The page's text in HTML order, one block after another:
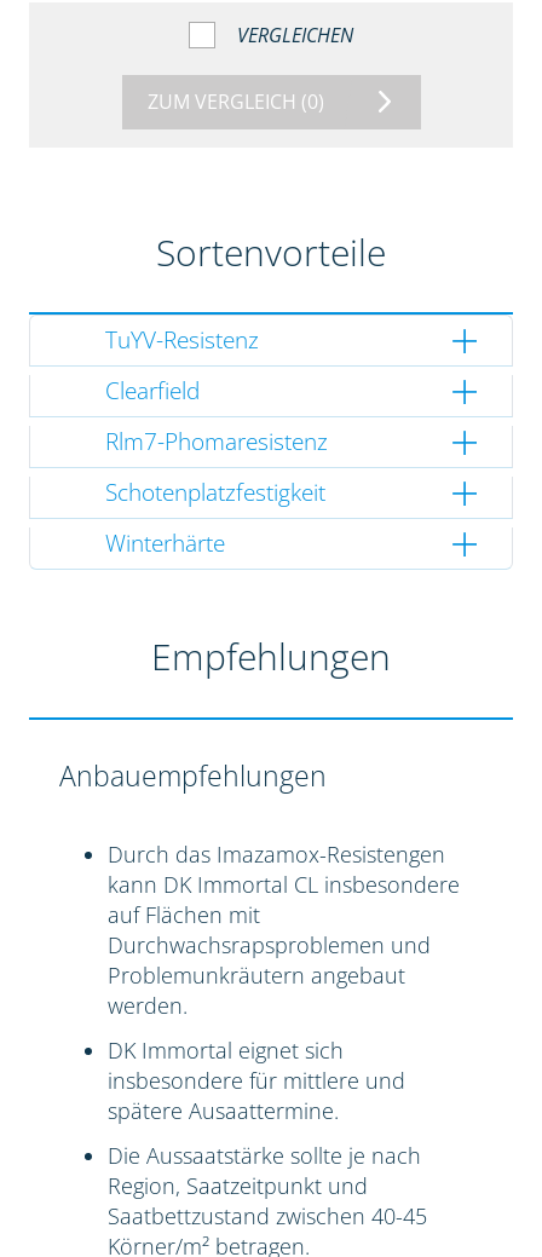
VERGLEICHEN
ZUM VERGLEICH (0)
Sortenvorteile
TuYV-Resistenz
Clearfield
Rlm7-Phomaresistenz
Schotenplatzfestigkeit
Winterhärte
Empfehlungen
Anbauempfehlungen
Durch das Imazamox-Resistengen
kann DK Immortal CL insbesondere
auf Flächen mit
Durchwachsrapsproblemen und
Problemunkräutern angebaut
werden.
DK Immortal eignet sich
insbesondere für mittlere und
spätere Ausaattermine.
Die Aussaatstärke sollte je nach
Region, Saatzeitpunkt und
Saatbettzustand zwischen 40-45
Körner/m² betragen.